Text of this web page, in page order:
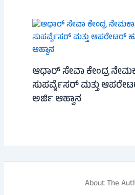
ಆಧಾರ್ ಸೇವಾ ಕೇಂದ್ರ
ಸುಪರ್ವೈಸರ್ ಮತ್ತು
ಅರ್ಜಿ ಆಹ್ವಾನ
About The